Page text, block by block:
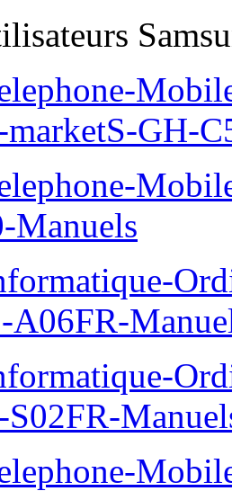
GH-
Manuels
A06FR-